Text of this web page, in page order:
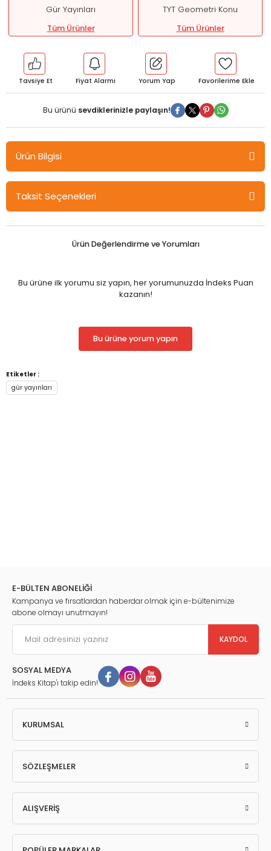
Gür Yayınları
Tüm Ürünler
TYT Geometri Konu
Tüm Ürünler
Tavsiye Et Fiyat Alarmı Yorum Yap
Bu ürünü sevdiklerinizle paylaşın!
Ürün Bilgisi
Gür Öğreten Geometri Fasikülleri - Üçgenler Gür Yayınları
Taksit Seçenekleri
Ürün Değerlendirme ve Yorumları
Bu ürüne ilk yorumu siz yapın, her yorumunuzda İndeks Puan
kazanın!
Bu ürüne yorum yapın
Etiketler :
gür yayınları
E-BÜLTEN ABONELİĞİ
Kampanya ve fırsatlardan haberdar olmak için e-bültenimize
abone olmayı unutmayın!
KAYDOL
SOSYAL MEDYA
İndeks Kitap'ı takip edin!
KURUMSAL
SÖZLEŞMELER
ALIŞVERİŞ